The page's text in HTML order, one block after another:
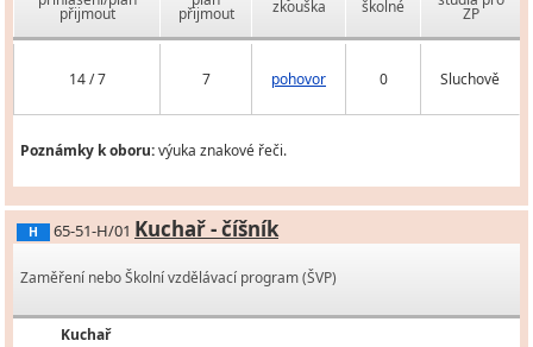
přijmout přijmout zkouška školné ZP
14 / 7 7 pohovor 0 Sluchově
Poznámky k oboru:výuka znakové řeči.
H 65-51-H/01 Kuchař - číšník
Zaměření nebo Školní vzdělávací program (ŠVP)
Kuchař